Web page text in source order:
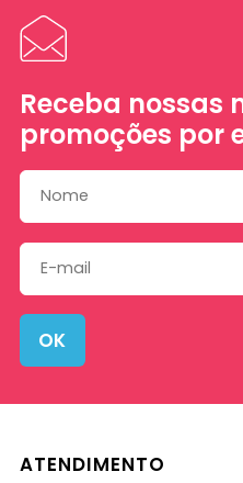
Receba nossas
promoções por
OK
ATENDIMENTO